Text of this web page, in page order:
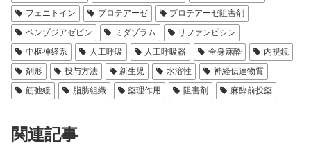
フェニトイン
プロテアーゼ
プロテアーゼ阻害剤
ベンゾジアゼピン
ミダゾラム
リファンピシン
中枢神経系
人工呼吸 人工呼吸器 全身麻酔
内視鏡
剤形
投与方法 新生児 水溶性
神経伝達物質
筋弛緩
脂肪組織 薬理作用 阻害剤 麻酔前投薬
関連記事